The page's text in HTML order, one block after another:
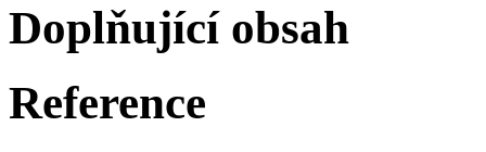
Doplňující obsah
Reference